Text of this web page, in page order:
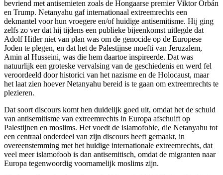
bevriend met antisemieten zoals de Hongaarse premier Viktor Orbán
en Trump. Netanyahu gaf internationaal extreemrechts een
dekmantel voor hun vroegere en/of huidige antisemitisme. Hij ging
zelfs zo ver dat hij tijdens een publieke bijeenkomst uitlegde dat
Adolf Hitler niet van plan was om de genocide op de Europese
Joden te plegen, en dat het de Palestijnse moefti van Jeruzalem,
Amin al Husseini, was die hem daartoe inspireerde. Dat was
natuurlijk een groteske vervalsing van de geschiedenis en werd fel
veroordeeld door historici van het nazisme en de Holocaust, maar
het laat zien hoever Netanyahu bereid is te gaan om extreemrechts te
plezieren.
Dat soort discours komt hen duidelijk goed uit, omdat het de schuld
van antisemitisme van extreemrechts in Europa afschuift op
Palestijnen en moslims. Het voedt de islamofobie, die Netanyahu tot
een centraal onderdeel van zijn discours heeft gemaakt, in
overeenstemming met het huidige internationale extreemrechts, dat
veel meer islamofoob is dan antisemitisch, omdat de migranten naar
Europa tegenwoordig voornamelijk moslims zijn.